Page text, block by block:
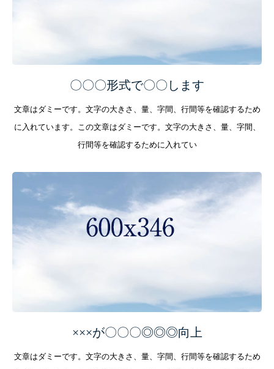
〇〇〇形式で〇〇します
文章はダミーです。文字の大きさ、量、字間、行間等を確認するため
に入れています。この文章はダミーです。文字の大きさ、量、字間、
行間等を確認するために入れてい
×××が〇〇〇◎◎◎向上
文章はダミーです。文字の大きさ、量、字間、行間等を確認するため